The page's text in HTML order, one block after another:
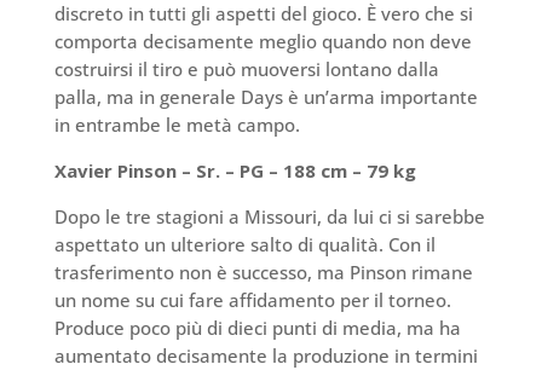
discreto in tutti gli aspetti del gioco. È vero che si
comporta decisamente meglio quando non deve
costruirsi il tiro e può muoversi lontano dalla
palla, ma in generale Days è un’arma importante
in entrambe le metà campo.
Xavier Pinson – Sr. – PG – 188 cm – 79 kg
Dopo le tre stagioni a Missouri, da lui ci si sarebbe
aspettato un ulteriore salto di qualità. Con il
trasferimento non è successo, ma Pinson rimane
un nome su cui fare affidamento per il torneo.
Produce poco più di dieci punti di media, ma ha
aumentato decisamente la produzione in termini